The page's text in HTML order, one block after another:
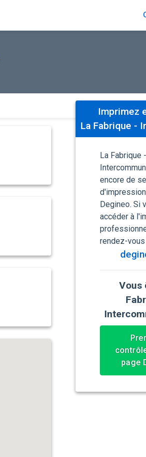
Imprimez
La Fabrique -
La Fabrique -
encore de
Degineo. Si
accéder à
rendez-vous
Vous
page